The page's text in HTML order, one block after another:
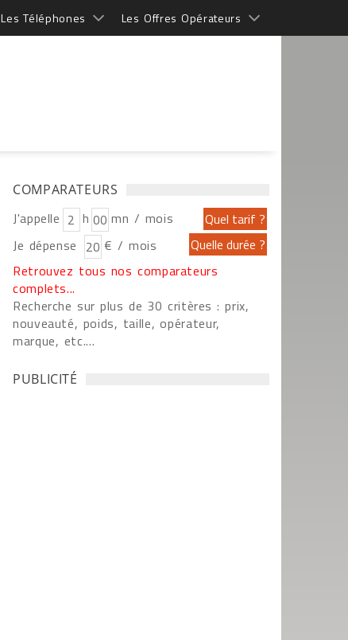
Les Téléphones Les Offres Opérateurs
COMPARATEURS
J'appelle h
mn / mois
Je dépense
€ / mois
Retrouvez tous nos comparateurs
complets...
Recherche sur plus de 30 critères : prix,
nouveauté, poids, taille, opérateur,
marque, etc....
PUBLICITÉ